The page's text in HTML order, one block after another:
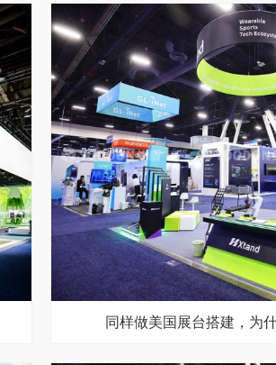
同样做美国展台搭建，为